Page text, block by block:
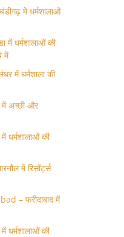
में धर्मशालाओं
धर्मशालाओं की
में
में धर्मशाला की
अच्छी और
की
में रिसॉर्ट्स
– फरीदाबाद में
की